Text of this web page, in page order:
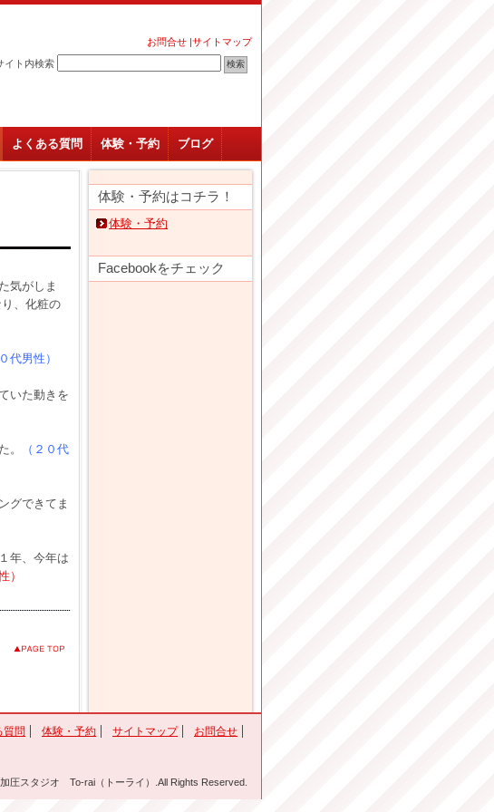
お問合せ |サイトマップ
イト内検索
よくある質問 体験・予約 ブログ
気がしま
、化粧の
代男性）
いた動きを
。
（２０代
グできてま
年、今年は
）
体験・予約はコチラ！
体験・予約
Facebookをチェック
質問 体験・予約 サイトマップ お問合せ
圧スタジオ To-rai（トーライ）.All Rights Reserved.